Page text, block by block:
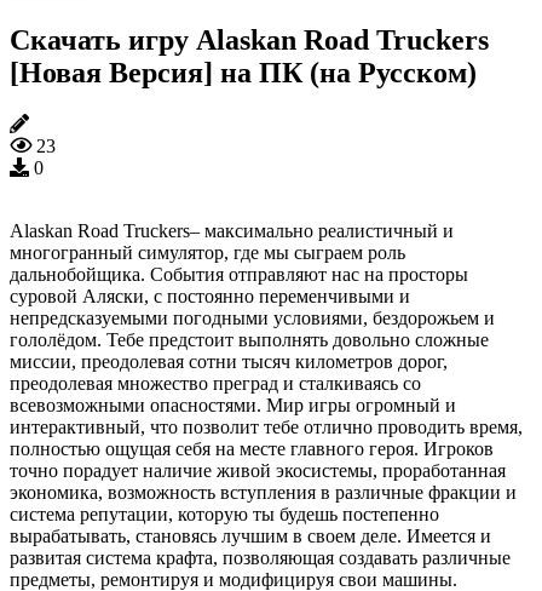
Скачать игру Alaskan Road Truckers
[Новая Версия] на ПК (на Русском)
23
0
Alaskan Road Truckers– максимально реалистичный и
многогранный симулятор, где мы сыграем роль
дальнобойщика. События отправляют нас на просторы
суровой Аляски, с постоянно переменчивыми и
непредсказуемыми погодными условиями, бездорожьем и
гололёдом. Тебе предстоит выполнять довольно сложные
миссии, преодолевая сотни тысяч километров дорог,
преодолевая множество преград и сталкиваясь со
всевозможными опасностями. Мир игры огромный и
интерактивный, что позволит тебе отлично проводить время,
полностью ощущая себя на месте главного героя. Игроков
точно порадует наличие живой экосистемы, проработанная
экономика, возможность вступления в различные фракции и
система репутации, которую ты будешь постепенно
вырабатывать, становясь лучшим в своем деле. Имеется и
развитая система крафта, позволяющая создавать различные
предметы, ремонтируя и модифицируя свои машины.